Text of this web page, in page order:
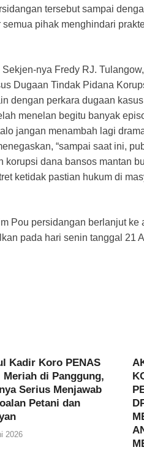
tersebut sampai
pihak menghindari
nya Fredy RJ.
Dugaan Tindak Pidana
dengan perkara dugaan
menelan begitu banyak
jangan menambah lagi
“sampai saat ini,
korupsi dana bansos mantan
ketidak pastian hukum di
Pou persidangan berlanjut ke
pada hari senin tanggal 21
Kadir Koro PENAS
Meriah di Panggung,
Serius Menjawab
Petani dan
2026